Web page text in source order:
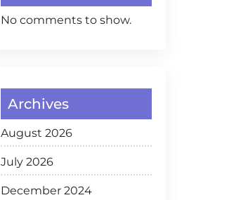
No comments to show.
Archives
August 2026
July 2026
December 2024